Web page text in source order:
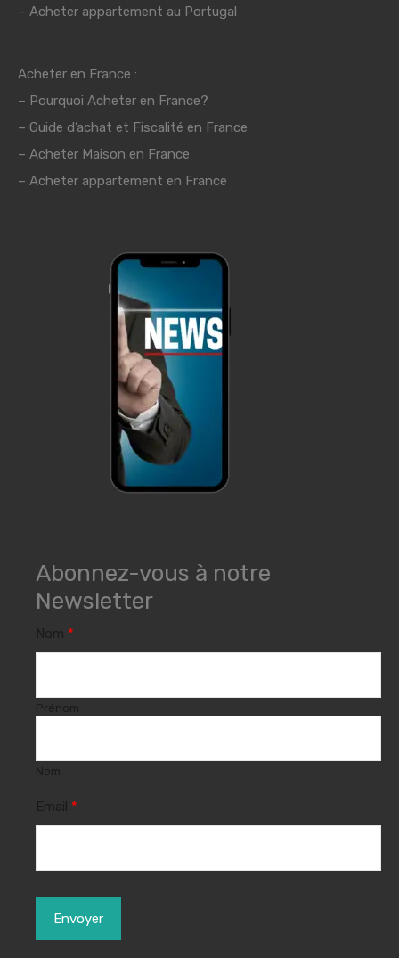
– Acheter appartement au Portugal
Acheter en France :
– Pourquoi Acheter en France?
– Guide d’achat et Fiscalité en France
– Acheter Maison en France
– Acheter appartement en France
Abonnez-vous à notre
Newsletter
*
*
Envoyer